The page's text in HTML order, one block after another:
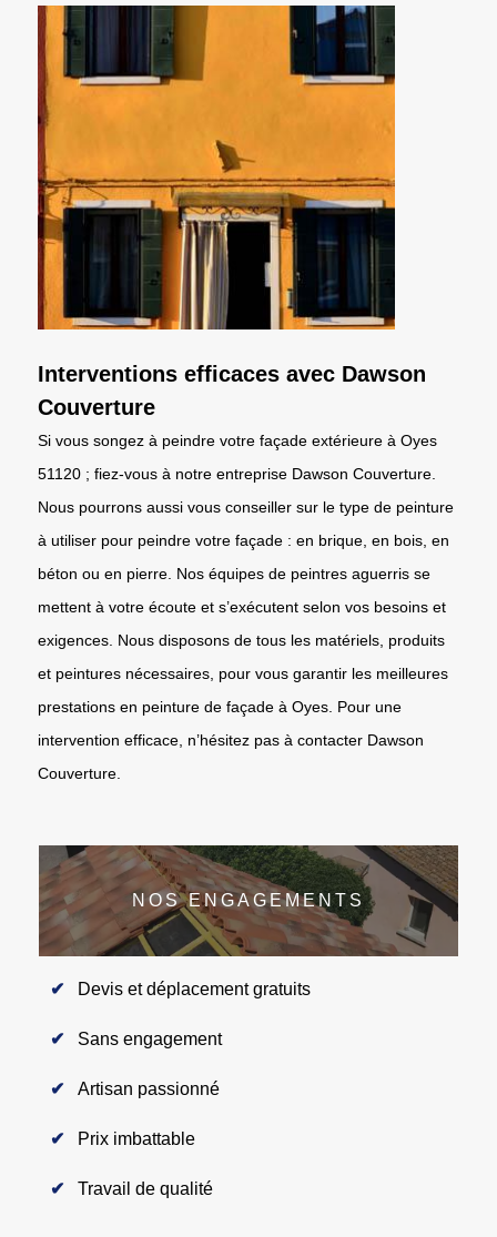
Interventions efficaces avec Dawson
Couverture
Si vous songez à peindre votre façade extérieure à Oyes
51120 ; fiez-vous à notre entreprise Dawson Couverture.
Nous pourrons aussi vous conseiller sur le type de peinture
à utiliser pour peindre votre façade : en brique, en bois, en
béton ou en pierre. Nos équipes de peintres aguerris se
mettent à votre écoute et s’exécutent selon vos besoins et
exigences. Nous disposons de tous les matériels, produits
et peintures nécessaires, pour vous garantir les meilleures
prestations en peinture de façade à Oyes. Pour une
intervention efficace, n’hésitez pas à contacter Dawson
Couverture.
NOS ENGAGEMENTS
Devis et déplacement gratuits
Sans engagement
Artisan passionné
Prix imbattable
Travail de qualité